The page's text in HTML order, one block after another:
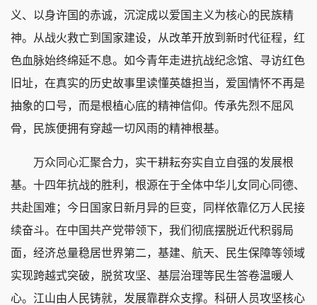
义、以身许国的赤诚，沉淀成以爱国主义为核心的民族精
神。从战火救亡到国家建设，从改革开放到新时代征程，红
色血脉始终绵延不息。如今青年走进抗战纪念馆、寻访红色
旧址，在真实的历史故事里读懂英雄担当，爱国情怀不再是
抽象的口号，而是根植心底的精神信仰。传承先烈不屈风
骨，民族便拥有穿越一切风雨的精神根基。
万众同心汇聚合力，实干耕耘夯实自立自强的发展根
基。十四年抗战的胜利，根源在于全体中华儿女同心同德、
共赴国难；今日国家日新月异的巨变，同样依靠亿万人民接
续奋斗。在中国共产党带领下，我们彻底摆脱近代积弱局
面，经济总量稳居世界第二，基建、航天、民生保障等领域
实现跨越式突破，脱贫攻坚、基层治理等民生答卷温暖人
心。江山由人民铸就，发展靠群众支撑。科研人员攻坚核心